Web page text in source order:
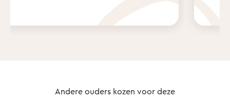
Andere ouders kozen voor deze